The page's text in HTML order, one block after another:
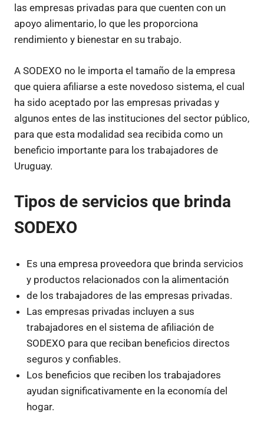
las empresas privadas para que cuenten con un
apoyo alimentario, lo que les proporciona
rendimiento y bienestar en su trabajo.
A SODEXO no le importa el tamaño de la empresa
que quiera afiliarse a este novedoso sistema, el cual
ha sido aceptado por las empresas privadas y
algunos entes de las instituciones del sector público,
para que esta modalidad sea recibida como un
beneficio importante para los trabajadores de
Uruguay.
Tipos de servicios que brinda
SODEXO
Es una empresa proveedora que brinda servicios
y productos relacionados con la alimentación
de los trabajadores de las empresas privadas.
Las empresas privadas incluyen a sus
trabajadores en el sistema de afiliación de
SODEXO para que reciban beneficios directos
seguros y confiables.
Los beneficios que reciben los trabajadores
ayudan significativamente en la economía del
hogar.